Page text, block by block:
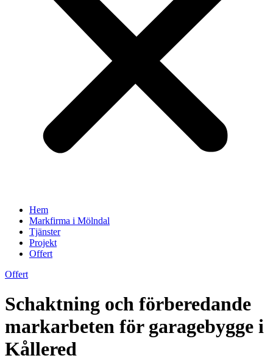
Hem
Markfirma i Mölndal
Tjänster
Projekt
Offert
Offert
Schaktning och förberedande
markarbeten för garagebygge i
Kållered